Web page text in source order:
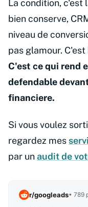
La condition, c'est
bien conserve,
niveau de
pas glamour.
C'est ce qui rend
defendable
financiere.
Si vous voulez
regardez mes
par unaudit de
r/googleads• 789